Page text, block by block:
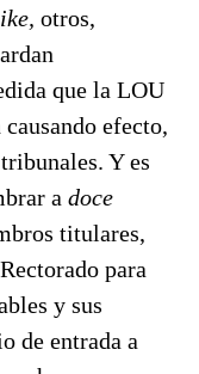
otros,
que la LOU
efecto,
Y es
a doce
titulares,
para
y sus
de entrada a